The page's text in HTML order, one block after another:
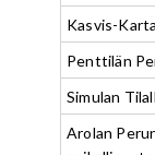
Kasvis-
Penttilän
Simulan
Arolan